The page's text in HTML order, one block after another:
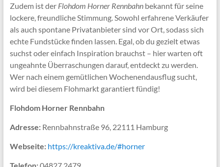
Zudem ist der Flohdom Horner Rennbahnbekannt für seine
lockere, freundliche Stimmung. Sowohl erfahrene Verkäufer
als auch spontane Privatanbieter sind vor Ort, sodass sich
echte Fundstücke finden lassen. Egal, ob du gezielt etwas
suchst oder einfach Inspiration brauchst – hier warten oft
ungeahnte Überraschungen darauf, entdeckt zu werden.
Wer nach einem gemütlichen Wochenendausflug sucht,
wird bei diesem Flohmarkt garantiert fündig!
Flohdom Horner Rennbahn
Adresse:Rennbahnstraße 96, 22111 Hamburg
Webseite: https://kreaktiva.de/#horner
Telefon:04827 2479